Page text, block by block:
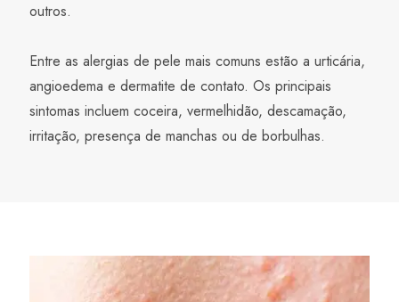
outros.
Entre as alergias de pele mais comuns estão a urticária,
angioedema e dermatite de contato. Os principais
sintomas incluem coceira, vermelhidão, descamação,
irritação, presença de manchas ou de borbulhas.